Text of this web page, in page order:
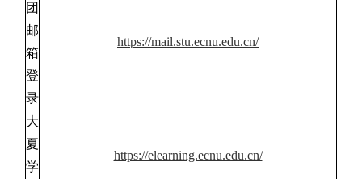
团
邮
箱
登
录
https://mail.stu.ecnu.edu.cn/
大
夏
学
https://elearning.ecnu.edu.cn/